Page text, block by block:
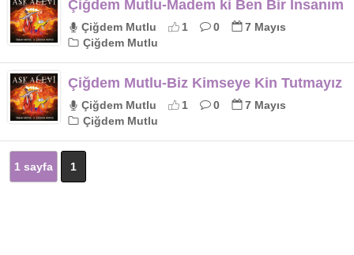
Çiğdem Mutlu-Madem ki Ben Bir İnsanım
Çiğdem Mutlu 1 0
7 Mayıs
Çiğdem Mutlu
Çiğdem Mutlu-Biz Kimseye Kin Tutmayız
Çiğdem Mutlu 1 0
7 Mayıs
Çiğdem Mutlu
1 sayfa 1